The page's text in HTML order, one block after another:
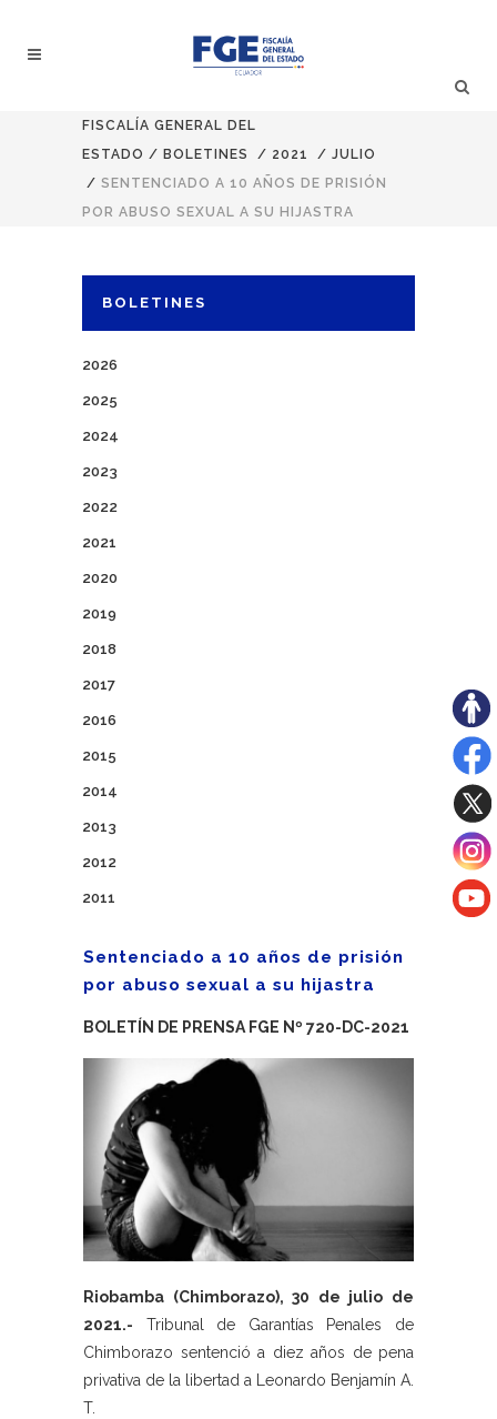
FISCALÍA GENERAL DEL
ESTADO / BOLETINES / 2021 / JULIO
/ SENTENCIADO A 10 AÑOS DE PRISIÓN
POR ABUSO SEXUAL A SU HIJASTRA
BOLETINES
2026
2025
2024
2023
2022
2021
2020
2019
2018
2017
2016
2015
2014
2013
2012
2011
Sentenciado a 10 años de prisión
por abuso sexual a su hijastra
BOLETÍN DE PRENSA FGE Nº 720-DC-2021
Riobamba (Chimborazo), 30 de julio de
2021.- Tribunal de Garantías Penales de
Chimborazo sentenció a diez años de pena
privativa de la libertad a Leonardo Benjamín A.
T.